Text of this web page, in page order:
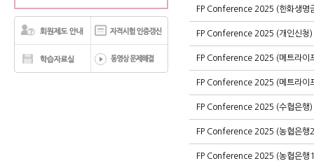
FP Conference 2025 (한화생명
FP Conference 2025 (개인신청)
FP Conference 2025 (메트라이
FP Conference 2025 (메트라이
FP Conference 2025 (수협은행)
FP Conference 2025 (농협은행
FP Conference 2025 (농협은행